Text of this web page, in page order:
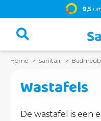
9,5
Home Sanitair
Wastafels
De wastafel is een